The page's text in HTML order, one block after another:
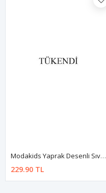
Modakids Yaprak Desenli Sıvı Geçirmez Mama Önlüğü
229.90 TL